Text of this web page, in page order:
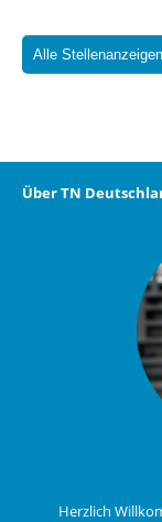
Alle
Über TN
Herzlich